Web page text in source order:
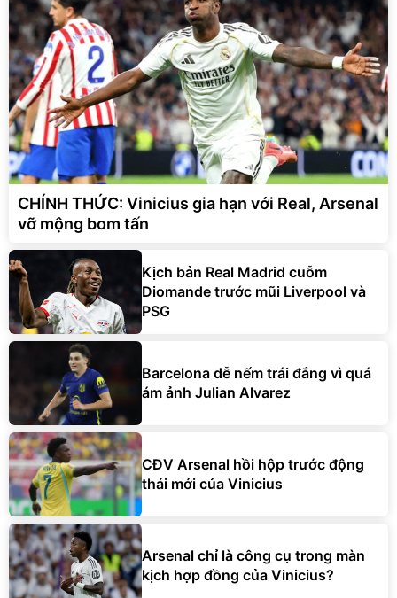
CHÍNH THỨC: Vinicius gia hạn với Real, Arsenal
vỡ mộng bom tấn
Kịch bản Real Madrid cuỗm
Diomande trước mũi Liverpool và
PSG
Barcelona dễ nếm trái đắng vì quá
ám ảnh Julian Alvarez
CĐV Arsenal hồi hộp trước động
thái mới của Vinicius
Arsenal chỉ là công cụ trong màn
kịch hợp đồng của Vinicius?